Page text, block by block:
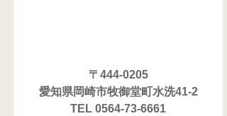
〒444-0205
愛知県岡崎市牧御堂町水洗41-2
TEL 0564-73-6661